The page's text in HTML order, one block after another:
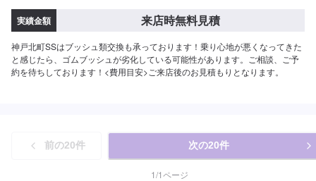
実績金額 来店時無料見積
神戸北町SSはブッシュ類交換も承っております！乗り心地が悪くなってきた
と感じたら、ゴムブッシュが劣化している可能性があります。ご相談、ご予
約を待ちしております！<費用目安>ご来店後のお見積もりとなります。
前の20件 次の20件
1/1ページ